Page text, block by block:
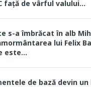
față de vârful valului...
s-a îmbrăcat în alb
lui Felix
este...
de bază devin un